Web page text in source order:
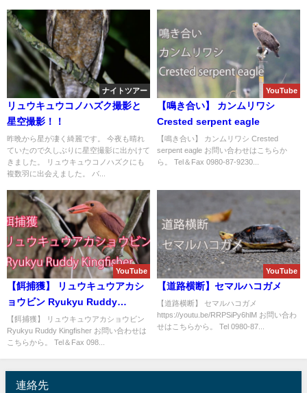
ナイトツアー
リュウキュウコノハズク撮影と
星空撮影！！
昨晩から星が凄く綺麗です。 今夜も晴れ
ていたので久しぶりに星空撮影に出かけて
きました。 リュウキュウコノハズクにも
複数羽に出会えました。 バ...
YouTube
【鳴き合い】 カンムリワシ
Crested serpent eagle
【鳴き合い】 カンムリワシ Crested
serpent eagle お問い合わせはこちらか
ら。 Tel＆Fax 0980-87-9230...
YouTube
【餌捕獲】 リュウキュウアカシ
ョウビン Ryukyu Ruddy
Kingfisher
【餌捕獲】 リュウキュウアカショウビン
Ryukyu Ruddy Kingfisher お問い合わせは
こちらから。 Tel＆Fax 098...
YouTube
【道路横断】セマルハコガメ
【道路横断】 セマルハコガメ
https://youtu.be/RRPSiPy6hlM お問い合わ
せはこちらから。 Tel 0980-87...
連絡先